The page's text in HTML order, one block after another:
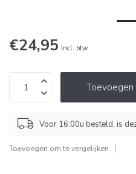
€24,95 Incl. btw
Voor 16:00u besteld, is
Toevoegen om te vergelijken